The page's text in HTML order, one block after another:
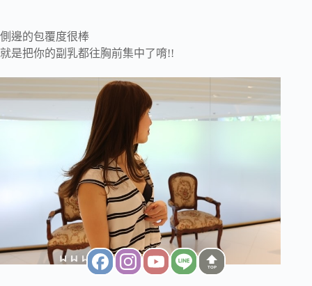
側邊的包覆度很棒
就是把你的副乳都往胸前集中了唷!!
TOP